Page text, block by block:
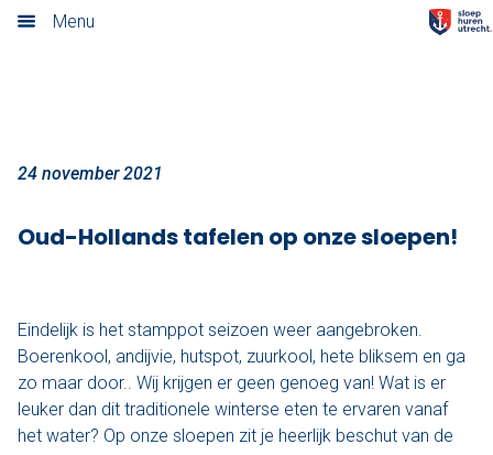
Menu
Tarieven
Rondvaart met schipper
Zelf varen in elektrosloep
Cateringmenu
Arrangementen
Stamppot aan boord!
24 november 2021
Oud-Hollands tafelen op onze sloepen!
Eindelijk is het stamppot seizoen weer aangebroken.
Boerenkool, andijvie, hutspot, zuurkool, hete bliksem en ga
zo maar door.. Wij krijgen er geen genoeg van! Wat is er
leuker dan dit traditionele winterse eten te ervaren vanaf
het water? Op onze sloepen zit je heerlijk beschut van de